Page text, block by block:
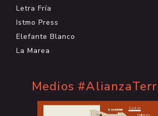
Letra Fría
Istmo Press
Elefante Blanco
La Marea
Medios